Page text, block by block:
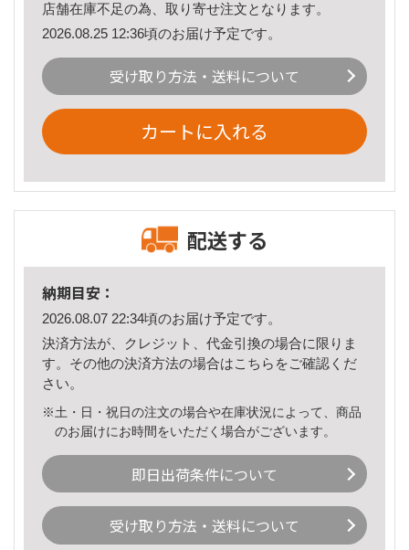
店舗在庫不足の為、取り寄せ注文となります。
2026.08.25 12:36頃のお届け予定です。
受け取り方法・送料について
カートに入れる
配送する
納期目安：
2026.08.07 22:34頃のお届け予定です。
決済方法が、クレジット、代金引換の場合に限りま
す。その他の決済方法の場合はこちら をご確認くだ
さい。
※土・日・祝日の注文の場合や在庫状況によって、商品
のお届けにお時間をいただく場合がございます。
即日出荷条件について
受け取り方法・送料について